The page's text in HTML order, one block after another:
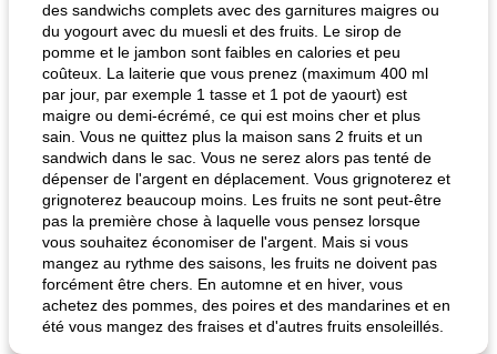
des sandwichs complets avec des garnitures maigres ou
du yogourt avec du muesli et des fruits. Le sirop de
pomme et le jambon sont faibles en calories et peu
coûteux. La laiterie que vous prenez (maximum 400 ml
par jour, par exemple 1 tasse et 1 pot de yaourt) est
maigre ou demi-écrémé, ce qui est moins cher et plus
sain. Vous ne quittez plus la maison sans 2 fruits et un
sandwich dans le sac. Vous ne serez alors pas tenté de
dépenser de l'argent en déplacement. Vous grignoterez et
grignoterez beaucoup moins. Les fruits ne sont peut-être
pas la première chose à laquelle vous pensez lorsque
vous souhaitez économiser de l'argent. Mais si vous
mangez au rythme des saisons, les fruits ne doivent pas
forcément être chers. En automne et en hiver, vous
achetez des pommes, des poires et des mandarines et en
été vous mangez des fraises et d'autres fruits ensoleillés.